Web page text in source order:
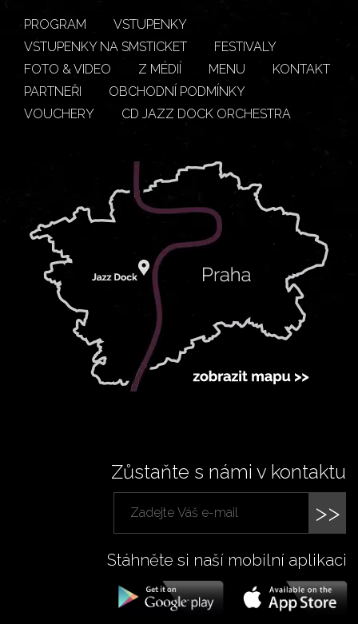
PROGRAM
VSTUPENKY
VSTUPENKY NA SMSTICKET
FESTIVALY
FOTO & VIDEO
Z MÉDIÍ MENU
KONTAKT
PARTNEŘI
OBCHODNÍ PODMÍNKY
VOUCHERY
CD JAZZ DOCK ORCHESTRA
Zůstaňte s námi v kontaktu
>>
Stáhněte si naší mobilní aplikaci